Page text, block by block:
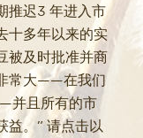
推迟3 年进入市
十多年以来的实
被及时批准并商
常大——在我们
并且所有的市
益。” 请点击以